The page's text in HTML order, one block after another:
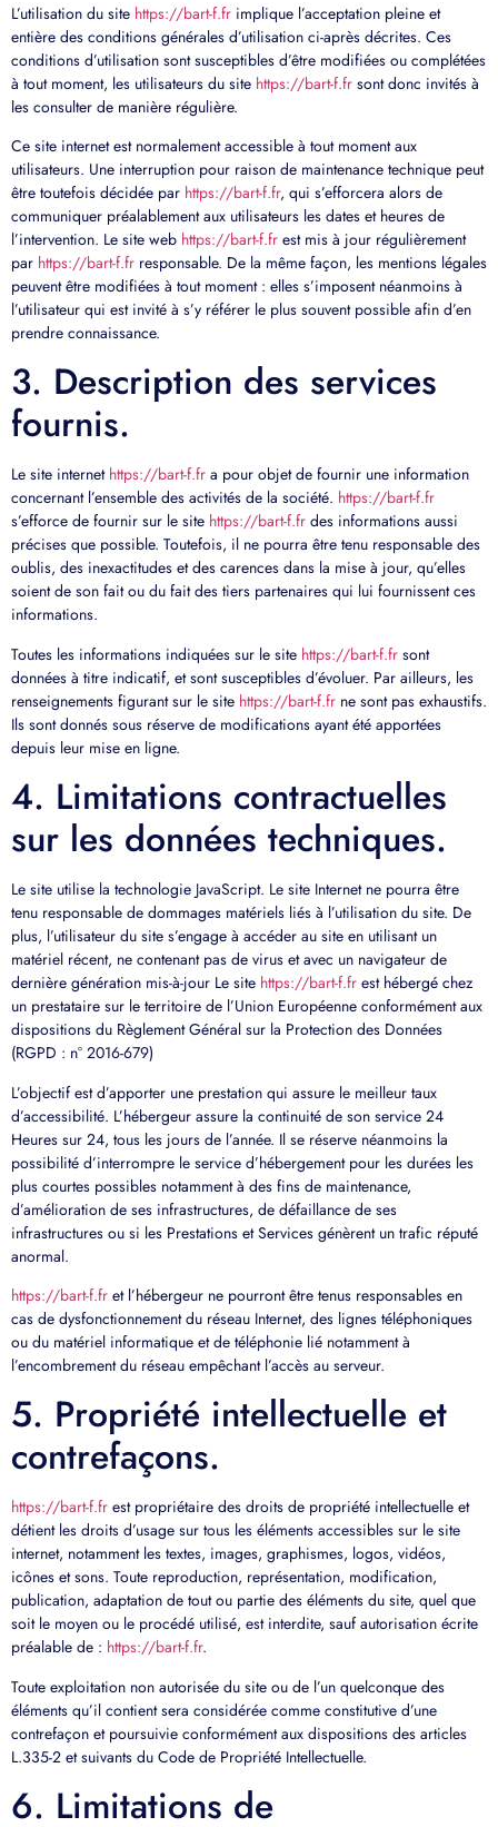
L’utilisation du site https://bart-f.fr implique l’acceptation pleine et
entière des conditions générales d’utilisation ci-après décrites. Ces
conditions d’utilisation sont susceptibles d’être modifiées ou complétées
à tout moment, les utilisateurs du site https://bart-f.fr sont donc invités à
les consulter de manière régulière.
Ce site internet est normalement accessible à tout moment aux
utilisateurs. Une interruption pour raison de maintenance technique peut
être toutefois décidée par https://bart-f.fr, qui s’efforcera alors de
communiquer préalablement aux utilisateurs les dates et heures de
l’intervention. Le site web https://bart-f.fr est mis à jour régulièrement
par https://bart-f.fr responsable. De la même façon, les mentions légales
peuvent être modifiées à tout moment : elles s’imposent néanmoins à
l’utilisateur qui est invité à s’y référer le plus souvent possible afin d’en
prendre connaissance.
3. Description des services
fournis.
Le site internet https://bart-f.fr a pour objet de fournir une information
concernant l’ensemble des activités de la société. https://bart-f.fr
s’efforce de fournir sur le site https://bart-f.fr des informations aussi
précises que possible. Toutefois, il ne pourra être tenu responsable des
oublis, des inexactitudes et des carences dans la mise à jour, qu’elles
soient de son fait ou du fait des tiers partenaires qui lui fournissent ces
informations.
Toutes les informations indiquées sur le site https://bart-f.fr sont
données à titre indicatif, et sont susceptibles d’évoluer. Par ailleurs, les
renseignements figurant sur le site https://bart-f.fr ne sont pas exhaustifs.
Ils sont donnés sous réserve de modifications ayant été apportées
depuis leur mise en ligne.
4. Limitations contractuelles
sur les données techniques.
Le site utilise la technologie JavaScript. Le site Internet ne pourra être
tenu responsable de dommages matériels liés à l’utilisation du site. De
plus, l’utilisateur du site s’engage à accéder au site en utilisant un
matériel récent, ne contenant pas de virus et avec un navigateur de
dernière génération mis-à-jour Le site https://bart-f.fr est hébergé chez
un prestataire sur le territoire de l’Union Européenne conformément aux
dispositions du Règlement Général sur la Protection des Données
(RGPD : n° 2016-679)
L’objectif est d’apporter une prestation qui assure le meilleur taux
d’accessibilité. L’hébergeur assure la continuité de son service 24
Heures sur 24, tous les jours de l’année. Il se réserve néanmoins la
possibilité d’interrompre le service d’hébergement pour les durées les
plus courtes possibles notamment à des fins de maintenance,
d’amélioration de ses infrastructures, de défaillance de ses
infrastructures ou si les Prestations et Services génèrent un trafic réputé
anormal.
https://bart-f.fr et l’hébergeur ne pourront être tenus responsables en
cas de dysfonctionnement du réseau Internet, des lignes téléphoniques
ou du matériel informatique et de téléphonie lié notamment à
l’encombrement du réseau empêchant l’accès au serveur.
5. Propriété intellectuelle et
contrefaçons.
https://bart-f.fr est propriétaire des droits de propriété intellectuelle et
détient les droits d’usage sur tous les éléments accessibles sur le site
internet, notamment les textes, images, graphismes, logos, vidéos,
icônes et sons. Toute reproduction, représentation, modification,
publication, adaptation de tout ou partie des éléments du site, quel que
soit le moyen ou le procédé utilisé, est interdite, sauf autorisation écrite
préalable de : https://bart-f.fr.
Toute exploitation non autorisée du site ou de l’un quelconque des
éléments qu’il contient sera considérée comme constitutive d’une
contrefaçon et poursuivie conformément aux dispositions des articles
L.335-2 et suivants du Code de Propriété Intellectuelle.
6. Limitations de